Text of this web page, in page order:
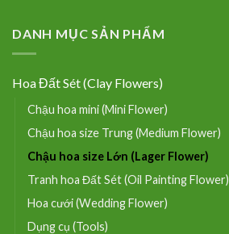
DANH MỤC SẢN PHẨM
Hoa Đất Sét (Clay Flowers)
Chậu hoa mini (Mini Flower)
Chậu hoa size Trung (Medium Flower)
Chậu hoa size Lớn (Lager Flower)
Tranh hoa Đất Sét (Oil Painting Flower)
Hoa cưới (Wedding Flower)
Dụng cụ (Tools)